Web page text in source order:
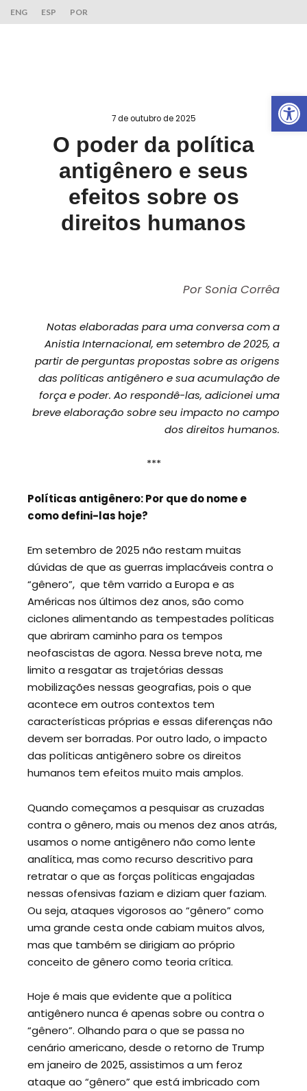
ENG ESP POR
7 de outubro de 2025
O poder da política
antigênero e seus
efeitos sobre os
direitos humanos
Por Sonia Corrêa
Notas elaboradas para uma conversa com a
Anistia Internacional, em setembro de 2025, a
partir de perguntas propostas sobre as origens
das políticas antigênero e sua acumulação de
força e poder. Ao respondê-las, adicionei uma
breve elaboração sobre seu impacto no campo
dos direitos humanos.
***
Políticas antigênero: Por que do nome e
como defini-las hoje?
Em setembro de 2025 não restam muitas
dúvidas de que as guerras implacáveis contra o
“gênero”, que têm varrido a Europa e as
Américas nos últimos dez anos, são como
ciclones alimentando as tempestades políticas
que abriram caminho para os tempos
neofascistas de agora. Nessa breve nota, me
limito a resgatar as trajetórias dessas
mobilizações nessas geografias, pois o que
acontece em outros contextos tem
características próprias e essas diferenças não
devem ser borradas. Por outro lado, o impacto
das políticas antigênero sobre os direitos
humanos tem efeitos muito mais amplos.
Quando começamos a pesquisar as cruzadas
contra o gênero, mais ou menos dez anos atrás,
usamos o nome antigênero não como lente
analítica, mas como recurso descritivo para
retratar o que as forças políticas engajadas
nessas ofensivas faziam e diziam quer faziam.
Ou seja, ataques vigorosos ao “gênero” como
uma grande cesta onde cabiam muitos alvos,
mas que também se dirigiam ao próprio
conceito de gênero como teoria crítica.
Hoje é mais que evidente que a política
antigênero nunca é apenas sobre ou contra o
“gênero”. Olhando para o que se passa no
cenário americano, desde o retorno de Trump
em janeiro de 2025, assistimos a um feroz
ataque ao “gênero” que está imbricado com